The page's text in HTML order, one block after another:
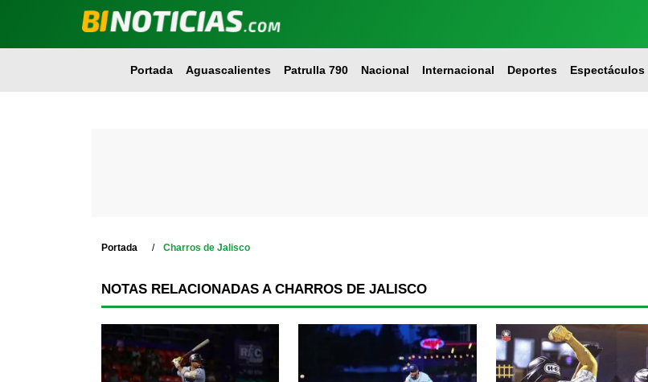
Portada Aguascalientes Patrulla 790 Nacional Internacional Deportes Espectáculos
Portada Charros de Jalisco
NOTAS RELACIONADAS A CHARROS DE JALISCO